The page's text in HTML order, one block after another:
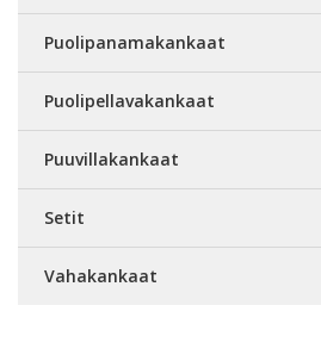
Puolipanamakankaat
Puolipellavakankaat
Puuvillakankaat
Setit
Vahakankaat